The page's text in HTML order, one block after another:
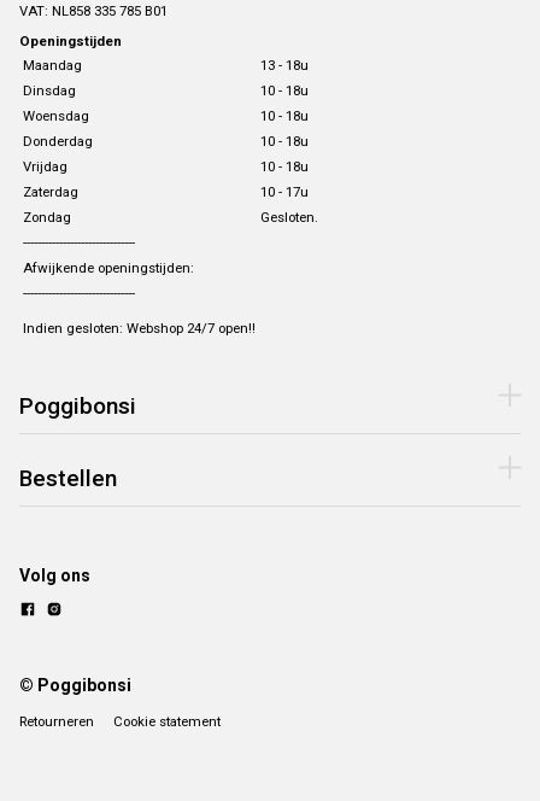
VAT: NL858 335 785 B01
Openingstijden
Maandag
13 - 18u
Dinsdag
10 - 18u
Woensdag
10 - 18u
Donderdag
10 - 18u
Vrijdag
10 - 18u
Zaterdag
10 - 17u
Zondag
Gesloten.
-------------------------------
Afwijkende openingstijden:
-------------------------------
Indien gesloten: Webshop 24/7 open!!
Poggibonsi
Bestellen
Volg ons
© Poggibonsi
Retourneren Cookie statement